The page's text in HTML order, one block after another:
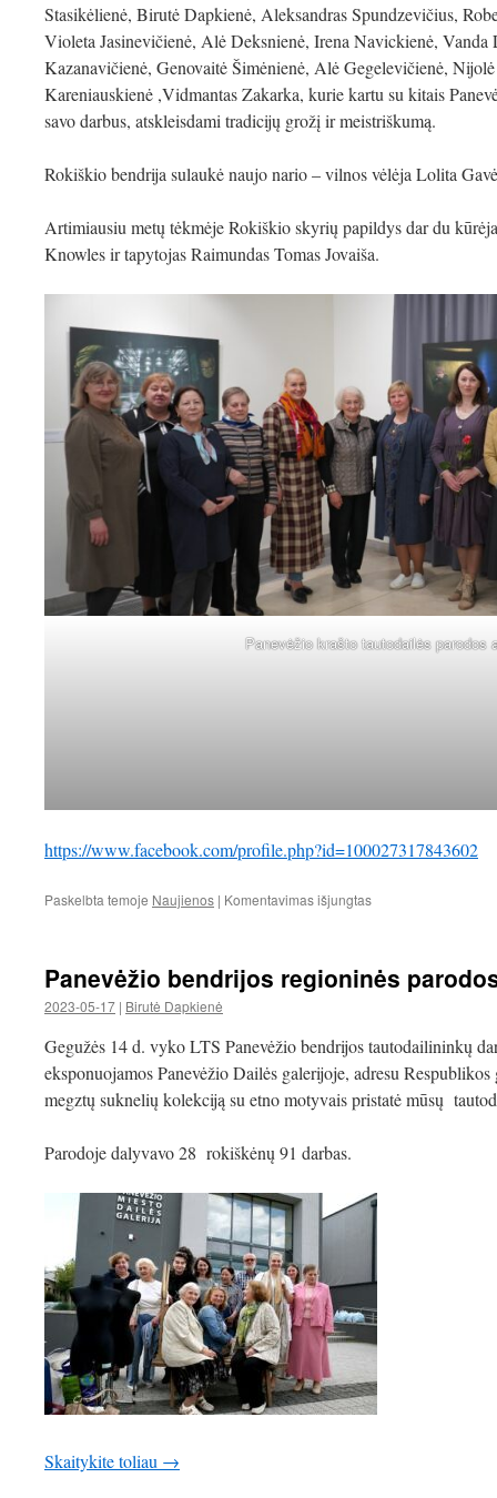
Stasikėlienė, Birutė Dapkienė, Aleksandras Spundzevičius,
Violeta Jasinevičienė, Alė Deksnienė, Irena Navickienė, Vanda
Kazanavičienė, Genovaitė Šimėnienė, Alė Gegelevičienė,
Kareniauskienė ,Vidmantas Zakarka, kurie kartu su kitais
savo darbus, atskleisdami tradicijų grožį ir meistriškumą.
Rokiškio bendrija sulaukė naujo nario – vilnos vėlėja Lolita
Artimiausiu metų tėkmėje Rokiškio skyrių papildys dar du
Knowles ir tapytojas Raimundas Tomas Jovaiša.
Panevėžio krašto tautodailės parodos
https://www.facebook.com/profile.php?id=100027317843602
Paskelbta temoje Naujienos | Komentavimas išjungtasįraše
parodos
aptarimas
Panevėžio bendrijos regioninės
2023-05-17 | Birutė Dapkienė
Gegužės 14 d. vyko LTS Panevėžio bendrijos tautodailininkų
eksponuojamos Panevėžio Dailės galerijoje, adresu
megztų suknelių kolekciją su etno motyvais pristatė mūsų
Parodoje dalyvavo 28 rokiškėnų 91 darbas.
Skaitykite toliau →